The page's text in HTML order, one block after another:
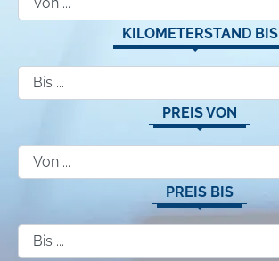
KILOMETERSTAND BIS
PREIS VON
PREIS BIS